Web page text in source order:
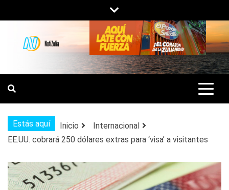
al
contenido
NOTIZULIA
NOTICIAS DEL ZULIA, VENEZUELA Y
DE INTERÉS GENERAL.
Estás aquí Inicio
Internacional
EE.UU. cobrará 250 dólares extras para ‘visa’ a visitantes